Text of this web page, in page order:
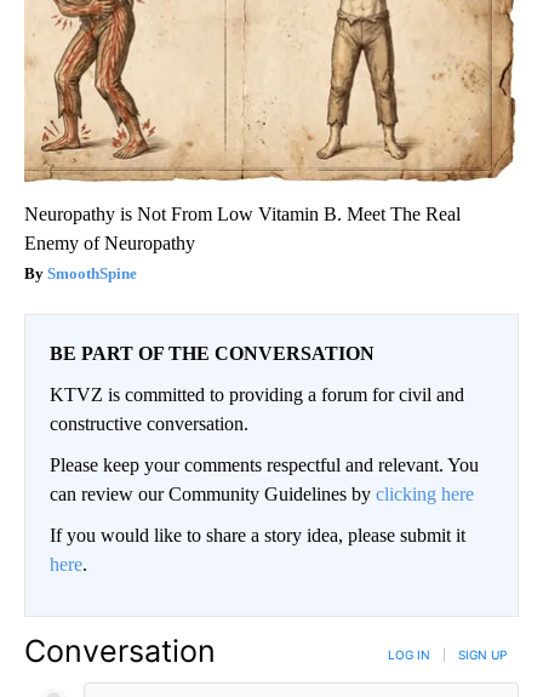
Neuropathy is Not From Low Vitamin B. Meet The Real
Enemy of Neuropathy
SmoothSpine
BE PART OF THE CONVERSATION
KTVZ is committed to providing a forum for civil and
constructive conversation.
Please keep your comments respectful and relevant. You
can review our Community Guidelines by clicking here
If you would like to share a story idea, please submit it
here.
Conversation LOG IN SIGN UP